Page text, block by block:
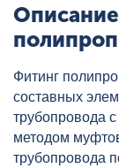
Описание
Фитинг
составных
трубопровода
методом
трубопровода